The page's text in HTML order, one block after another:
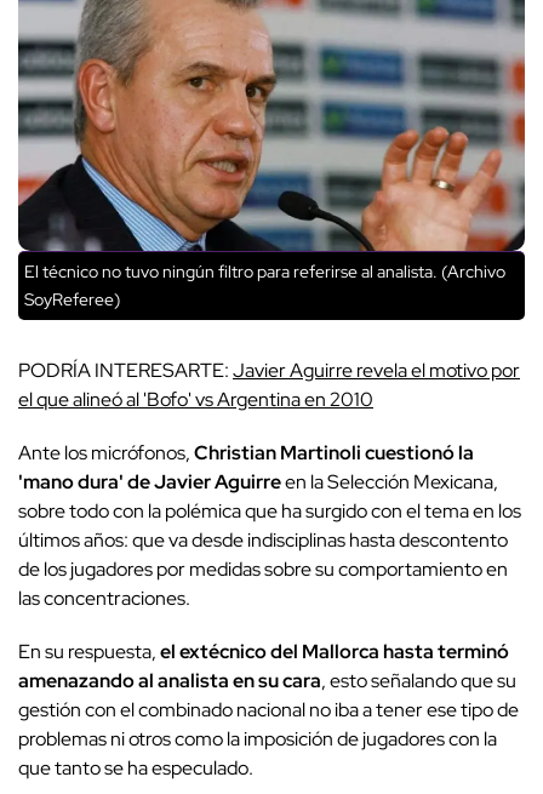
El técnico no tuvo ningún filtro para referirse al analista. (Archivo
SoyReferee)
PODRÍA INTERESARTE:Javier Aguirre revela el motivo por
el que alineó al 'Bofo' vs Argentina en 2010
Ante los micrófonos,Christian Martinoli cuestionó la
'mano dura' de Javier Aguirreen la Selección Mexicana,
sobre todo con la polémica que ha surgido con el tema en los
últimos años: que va desde indisciplinas hasta descontento
de los jugadores por medidas sobre su comportamiento en
las concentraciones.
En su respuesta,el extécnico del Mallorca hasta terminó
amenazando al analista en su cara, esto señalando que su
gestión con el combinado nacional no iba a tener ese tipo de
problemas ni otros como la imposición de jugadores con la
que tanto se ha especulado.